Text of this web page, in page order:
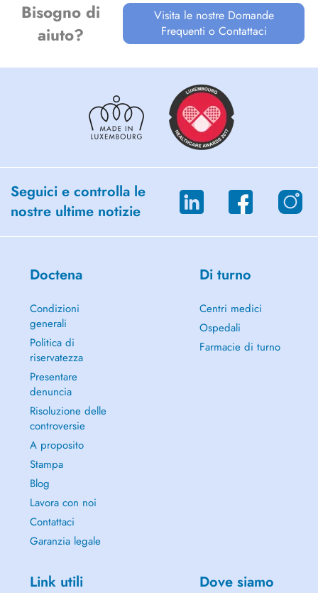
Bisogno di
aiuto?
Visita le nostre Domande
Frequenti o Contattaci
Seguici e controlla le
nostre ultime notizie
Doctena
Condizioni
generali
Politica di
riservatezza
Presentare
denuncia
Risoluzione delle
controversie
A proposito
Stampa
Blog
Lavora con noi
Contattaci
Garanzia legale
Di turno
Centri medici
Ospedali
Farmacie di turno
Link utili Dove siamo